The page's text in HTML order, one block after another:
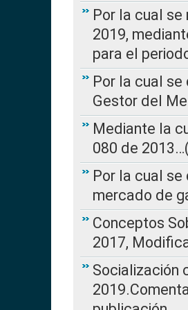
Por la cual se
2019,
para el
Por la cual
Gestor del
Mediante la
080 de
Por la cual
mercado de
Conceptos
2017,
Socialización